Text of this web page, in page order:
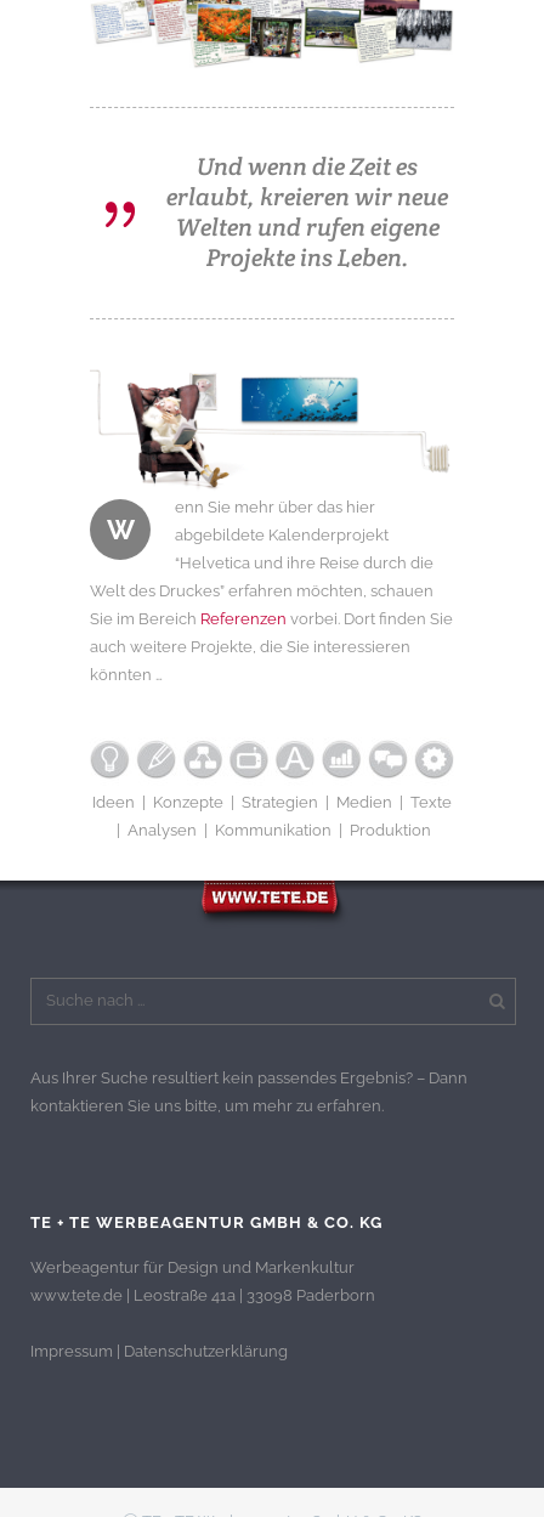
Und wenn die Zeit es
erlaubt, kreieren wir neue
Welten und rufen eigene
Projekte ins Leben.
W
enn Sie mehr über das hier
abgebildete Kalenderprojekt
“Helvetica und ihre Reise durch die
Welt des Druckes” erfahren möchten, schauen
Sie im Bereich Referenzen vorbei. Dort finden Sie
auch weitere Projekte, die Sie interessieren
könnten …
Ideen | Konzepte | Strategien | Medien | Texte
| Analysen | Kommunikation | Produktion
Aus Ihrer Suche resultiert kein passendes Ergebnis? – Dann
kontaktieren Sie uns bitte, um mehr zu erfahren.
TE + TE WERBEAGENTUR GMBH & CO. KG
Werbeagentur für Design und Markenkultur
www.tete.de | Leostraße 41a | 33098 Paderborn
Impressum Datenschutzerklärung